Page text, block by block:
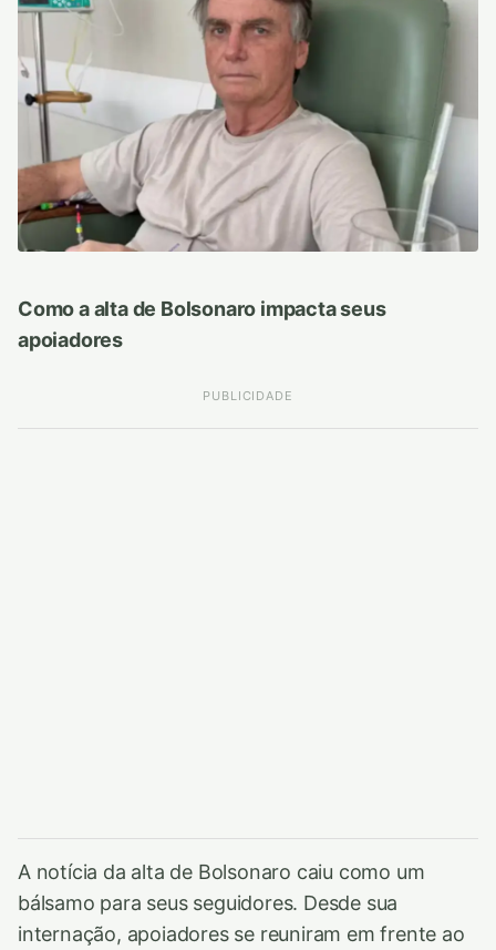
Como a alta de Bolsonaro impacta seus
apoiadores
PUBLICIDADE
A notícia da alta de Bolsonaro caiu como um
bálsamo para seus seguidores. Desde sua
internação, apoiadores se reuniram em frente ao